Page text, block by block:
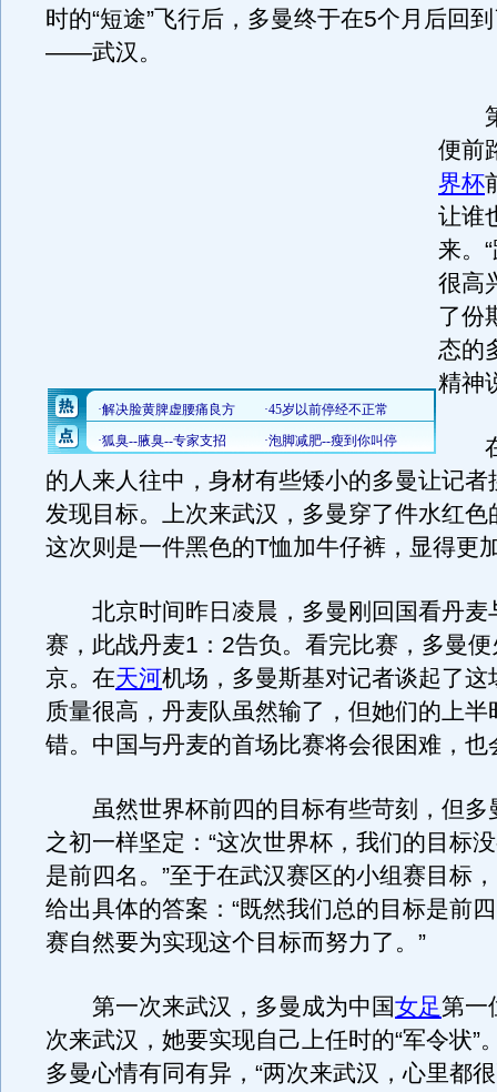
时的“短途”飞行后，多曼终于在5个月后回
——武汉。
第
便
界杯
让谁
来。
很高
了份
态的
精神
在
的人来人往中，身材有些矮小的多曼让记者
发现目标。上次来武汉，多曼穿了件水红色
这次则是一件黑色的T恤加牛仔裤，显得更
北京时间昨日凌晨，多曼刚回国看丹麦
赛，此战丹麦1：2告负。看完比赛，多曼
京。在天河机场，多曼斯基对记者谈起了这
质量很高，丹麦队虽然输了，但她们的上半
错。中国与丹麦的首场比赛将会很困难，也
虽然世界杯前四的目标有些苛刻，但多
之初一样坚定：“这次世界杯，我们的目标
是前四名。”至于在武汉赛区的小组赛目标
给出具体的答案：“既然我们总的目标是前
赛自然要为实现这个目标而努力了。”
第一次来武汉，多曼成为中国女足第一
次来武汉，她要实现自己上任时的“军令状”
多曼心情有同有异，“两次来武汉，心里都